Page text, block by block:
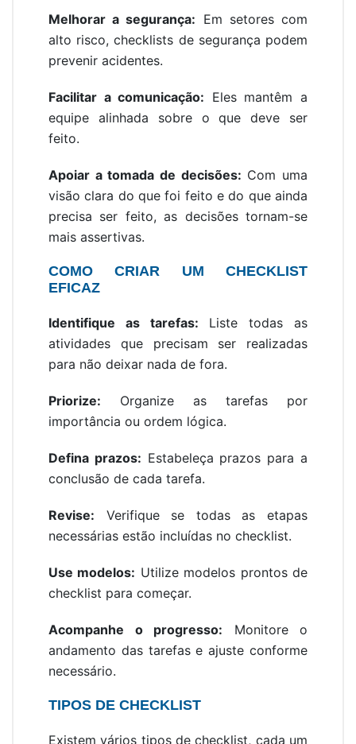
Melhorar a segurança: Em setores com
alto risco, checklists de segurança podem
prevenir acidentes.
Facilitar a comunicação: Eles mantêm a
equipe alinhada sobre o que deve ser
feito.
Apoiar a tomada de decisões: Com uma
visão clara do que foi feito e do que ainda
precisa ser feito, as decisões tornam-se
mais assertivas.
COMO CRIAR UM CHECKLIST
EFICAZ
Identifique as tarefas: Liste todas as
atividades que precisam ser realizadas
para não deixar nada de fora.
Priorize: Organize as tarefas por
importância ou ordem lógica.
Defina prazos: Estabeleça prazos para a
conclusão de cada tarefa.
Revise: Verifique se todas as etapas
necessárias estão incluídas no checklist.
Use modelos: Utilize modelos prontos de
checklist para começar.
Acompanhe o progresso: Monitore o
andamento das tarefas e ajuste conforme
necessário.
TIPOS DE CHECKLIST
Existem vários tipos de checklist, cada um